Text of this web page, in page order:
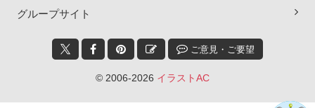
グループサイト
ご意見・ご要望
© 2006-2026 イラストAC